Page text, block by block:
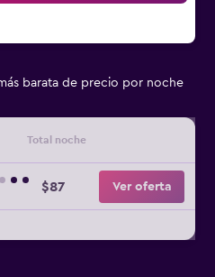
barata de precio por noche
Total noche
$87 Ver oferta